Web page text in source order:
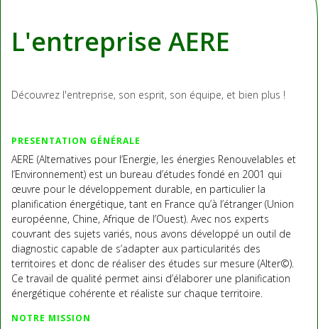
L'entreprise AERE
Découvrez l'entreprise, son esprit, son équipe, et bien plus !
PRESENTATION GÉNÉRALE
AERE (Alternatives pour l’Energie, les énergies Renouvelables et
l’Environnement) est un bureau d’études fondé en 2001 qui
œuvre pour le développement durable, en particulier la
planification énergétique, tant en France qu’à l’étranger (Union
européenne, Chine, Afrique de l’Ouest). Avec nos experts
couvrant des sujets variés, nous avons développé un outil de
diagnostic capable de s’adapter aux particularités des
territoires et donc de réaliser des études sur mesure (Alter©).
Ce travail de qualité permet ainsi d’élaborer une planification
énergétique cohérente et réaliste sur chaque territoire.
NOTRE MISSION